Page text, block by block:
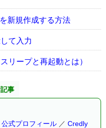
新規作成する方法
て入力
リープと再起動とは）
事
公式プロフィール ／ Credly